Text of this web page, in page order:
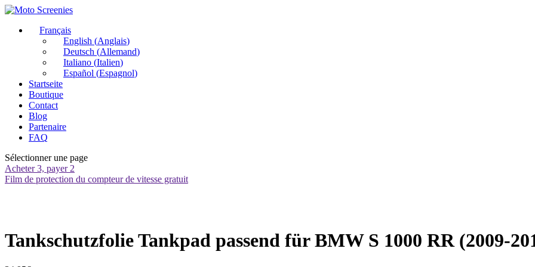
Français
English (Anglais)
Deutsch (Allemand)
Italiano (Italien)
Español (Espagnol)
Startseite
Boutique
Contact
Blog
Partenaire
FAQ
Sélectionner une page
Acheter 3, payer 2
Film de protection du compteur de vitesse gratuit
Tankschutzfolie Tankpad passend für BMW S 1000 RR (2009-